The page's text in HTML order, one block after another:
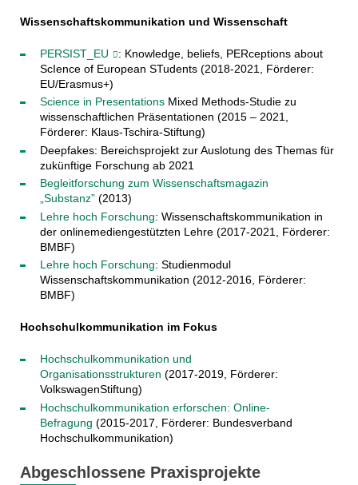
Wissenschaftskommunikation und Wissenschaft
PERSIST_EU
: Knowledge, beliefs, PERceptions about
ScIence of European STudents (2018-2021, Förderer:
EU/Erasmus+)
Science in PresentationsMixed Methods-Studie zu
wissenschaftlichen Präsentationen (2015 – 2021,
Förderer: Klaus-Tschira-Stiftung)
Deepfakes: Bereichsprojekt zur Auslotung des Themas für
zukünftige Forschung ab 2021
Begleitforschung zum Wissenschaftsmagazin
„Substanz”(2013)
Lehre hoch Forschung: Wissenschaftskommunikation in
der onlinemediengestützten Lehre (2017-2021, Förderer:
BMBF)
Lehre hoch Forschung: Studienmodul
Wissenschaftskommunikation (2012-2016, Förderer:
BMBF)
Hochschulkommunikation im Fokus
Hochschulkommunikation und
Organisationsstrukturen (2017-2019, Förderer:
VolkswagenStiftung)
Hochschulkommunikation erforschen: Online-
Befragung (2015-2017, Förderer: Bundesverband
Hochschulkommunikation)
Abgeschlossene Praxisprojekte